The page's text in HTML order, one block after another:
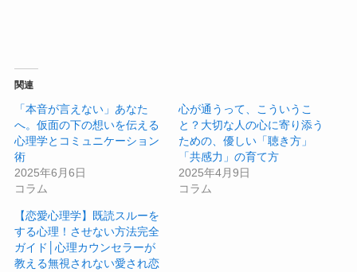
関連
「本音が言えない」あなた
へ。仮面の下の想いを伝える
心理学とコミュニケーション
術
2025年6月6日
コラム
心が通うって、こういうこ
と？大切な人の心に寄り添う
ための、優しい「聴き方」
「共感力」の育て方
2025年4月9日
コラム
【恋愛心理学】既読スルーを
する心理！させない方法完全
ガイド│心理カウンセラーが
教える無視されない愛され恋